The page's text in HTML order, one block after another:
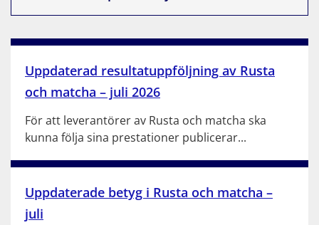
Uppdaterad resultatuppföljning av Rusta
och matcha – juli 2026
För att leverantörer av Rusta och matcha ska
kunna följa sina prestationer publicerar...
Uppdaterade betyg i Rusta och matcha –
juli